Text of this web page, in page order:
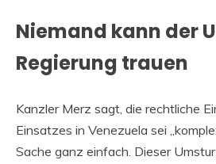
Niemand kann der
Regierung trauen
Kanzler Merz sagt, die rechtliche
Einsatzes in Venezuela sei
Sache ganz einfach. Dieser